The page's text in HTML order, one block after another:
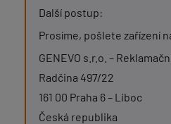
Další postup:
Prosíme, pošlete zařízení
GENEVO s.r.o. –
Radčina 497/22
161 00 Praha 6 – Liboc
Česká republika